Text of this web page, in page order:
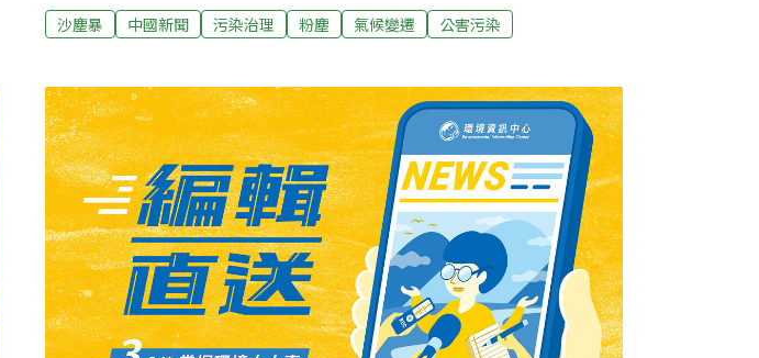
空氣順風從中國以及其它經濟高速發展的亞洲國家吹來，越過太平洋，到
達美國西部。中國環境保護專家批評，由於中國政府片面追求經濟發展，
2006年北京沙塵暴嚴重到4月僅9天可看到藍天。
沙塵暴 中國新聞 污染治理 粉塵 氣候變遷 公害污染